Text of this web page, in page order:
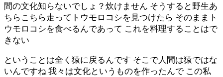
間の文化知らないでしょ？炊けません そうすると野生あ
ちらこちら走ってトウモロコシを見つけたら そのままト
ウモロコシを食べるんであって これを料理することはで
きない
ということは全く猿に戻るんです そこで人間は猿ではな
いんですね 我々は文化というものを作ったんで この私